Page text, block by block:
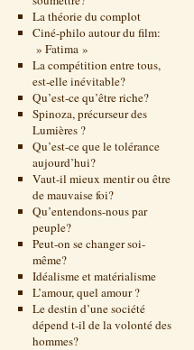
La théorie du complot
Ciné-philo autour du film:
» Fatima »
La compétition entre tous,
est-elle inévitable?
Qu’est-ce qu’être riche?
Spinoza, précurseur des
Lumières ?
Qu’est-ce que le tolérance
aujourd’hui?
Vaut-il mieux mentir ou être
de mauvaise foi?
Qu’entendons-nous par
peuple?
Peut-on se changer soi-
même?
Idéalisme et matérialisme
L’amour, quel amour ?
Le destin d’une société
dépend t-il de la volonté des
hommes?